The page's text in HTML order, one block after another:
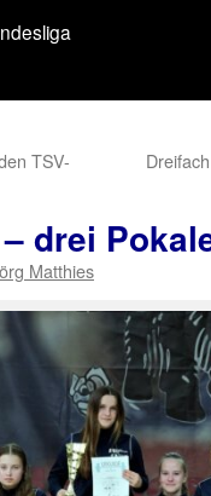
TSV-
drei
Matthies